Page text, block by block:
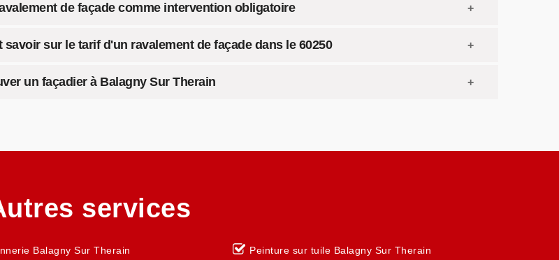
de façade comme intervention obligatoire
savoir sur le tarif d'un ravalement de façade dans le 60250
un façadier à Balagny Sur Therain
services
Balagny Sur Therain Peinture sur tuile Balagny Sur Therain